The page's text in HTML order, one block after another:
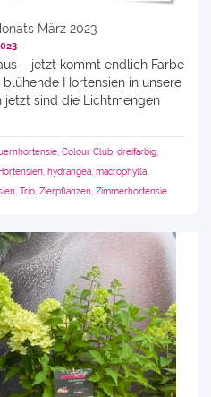
März 2023
– jetzt kommt endlich Farbe
Hortensien in unsere
jetzt sind die Lichtmengen
Colour Club dreifarbig
hydrangea macrophylla
Trio Zierpflanzen Zimmerhortensie